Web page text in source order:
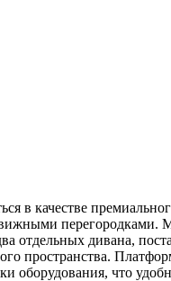
в качестве
перегородками.
дивана,
пространства.
оборудования, что